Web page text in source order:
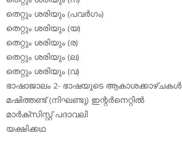
തെറ്റും ശരിയും (പവര്‍ഗം)
തെറ്റും ശരിയും (യ)
തെറ്റും ശരിയും (ര)
തെറ്റും ശരിയും (ല)
തെറ്റും ശരിയും (വ)
ഭാഷാജാലം 2- ഭാഷയുടെ ആകാശക്കാഴ്ചകള്‍
മഷിത്തണ്ട് (നിഘണ്ടു) ഇന്റര്‍നെറ്റില്‍
മാര്‍ക്‌സിസ്റ്റ് പദാവലി
യക്ഷിക്കഥ